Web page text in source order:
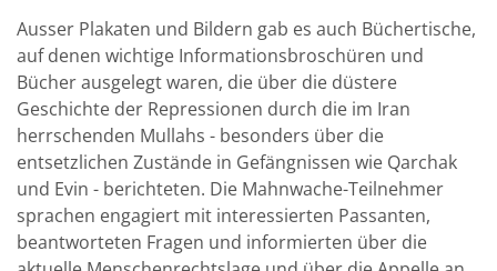
Ausser Plakaten und Bildern gab es auch Büchertische,
auf denen wichtige Informationsbroschüren und
Bücher ausgelegt waren, die über die düstere
Geschichte der Repressionen durch die im Iran
herrschenden Mullahs - besonders über die
entsetzlichen Zustände in Gefängnissen wie Qarchak
und Evin - berichteten. Die Mahnwache-Teilnehmer
sprachen engagiert mit interessierten Passanten,
beantworteten Fragen und informierten über die